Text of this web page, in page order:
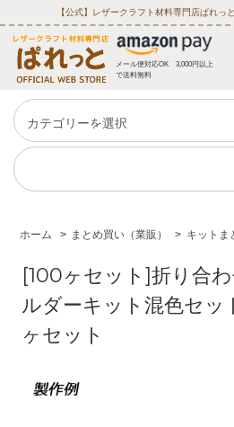
【公式】レザークラフト材料専門店ぱれっ
メール便対応OK 3,000円以上
で送料無料
ホーム > まとめ買い（業販） > キットま
[100ヶセット]折り合
ルダーキット混色セッ
ヶセット